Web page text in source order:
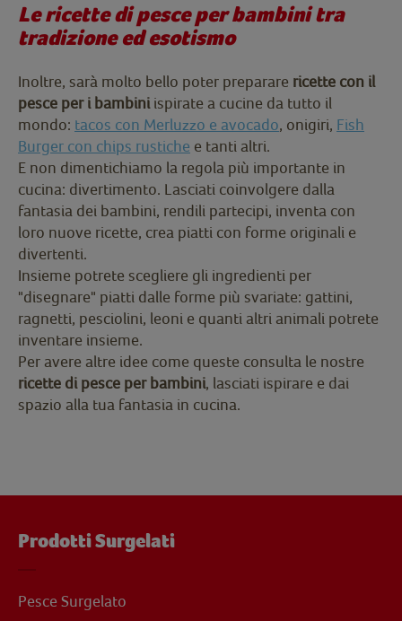
Le ricette di pesce per bambini tra
tradizione ed esotismo
Inoltre, sarà molto bello poter preparare ricette con il
pesce per i bambini ispirate a cucine da tutto il
mondo: tacos con Merluzzo e avocado, onigiri, Fish
Burger con chips rustiche e tanti altri.
E non dimentichiamo la regola più importante in
cucina: divertimento. Lasciati coinvolgere dalla
fantasia dei bambini, rendili partecipi, inventa con
loro nuove ricette, crea piatti con forme originali e
divertenti.
Insieme potrete scegliere gli ingredienti per
"disegnare" piatti dalle forme più svariate: gattini,
ragnetti, pesciolini, leoni e quanti altri animali potrete
inventare insieme.
Per avere altre idee come queste consulta le nostre
ricette di pesce per bambini, lasciati ispirare e dai
spazio alla tua fantasia in cucina.
Prodotti Surgelati
Pesce Surgelato